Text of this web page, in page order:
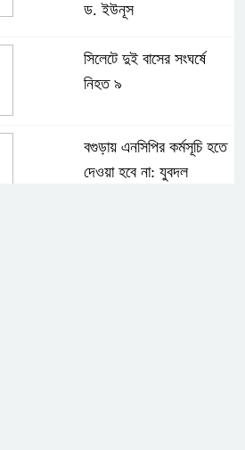
ড. ইউনূস
সিলেটে দুই বাসের সংঘর্ষে
নিহত ৯
বগুড়ায় এনসিপির কর্মসূচি হতে
দেওয়া হবে না: যুবদল